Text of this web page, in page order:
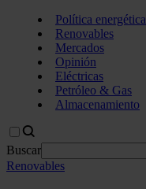
Política energética
Renovables
Mercados
Opinión
Eléctricas
Petróleo & Gas
Almacenamiento
Buscar
Renovables